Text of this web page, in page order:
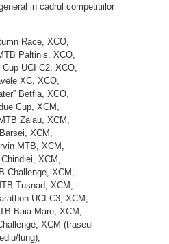
in cadrul competitiilor
Race, XCO,
Paltinis, XCO,
UCI C2, XCO,
XC, XCO,
Betfia, XCO,
Cup, XCM,
Zalau, XCM,
XCM,
MTB, XCM,
XCM,
Challenge, XCM,
Tusnad, XCM,
UCI C3, XCM,
Baia Mare, XCM,
XCM (traseul
lung),